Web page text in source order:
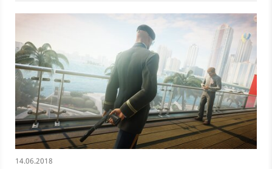
Xbox One verzichtet auf diese Einstellung. Auch bei den
Texturen werden Unterschiede deutlich, vor allem bei
der Texturfilterung. Während wir auf dem PC auf
anisotropisch 16-fach gehen können, scheint auf den
Konsolen eine deutlich geringere Texturfilterung zum
Einsatz zu kommen, wahrscheinlich trilinear. Außerdem
sind Vegetationsdichte und Sichtweite auf dem PC höher
und post-processing Effekte wie Bloom oder Lense Flare
weniger stark ausgeprägt, was für ein ruhigeres Bild
sorgt. Die Hitman HD Enhanced Collection ist für 59,99
Euro exklusiv digital verfügbar. Hier geht es
zu Candyland auf YouTube, Facebook und Twitter.
Absolution auf PS4 und Xbox One. Das Video gibt es
auch in 4K UHD bei Candyland auf YouTube. Beide
Spiele werden nun in 4K Auflösung mit 60 Bildern pro
Sekunde wiedergegeben, zudem gibt es
Verbesserungen bei Texturen, Texturfilter, Sichtweite
und Objektdetails. Außerdem wurden Beleuchtung und
Steuerung ein wenig angepasst. Die Hitman HD
Enhanced Collection ist für 59,99 Euro exklusiv digital
verfügbar. Hier geht es zu Candyland auf
YouTube, Facebook und Twitter.
14.06.2018